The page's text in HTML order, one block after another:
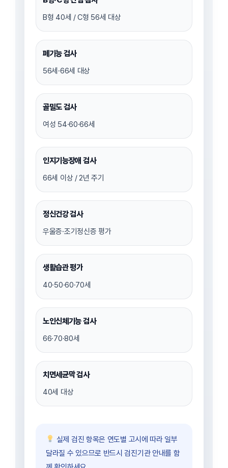
B형 40세 / C형 56세 대상
폐기능 검사
56세·66세 대상
골밀도 검사
여성 54·60·66세
인지기능장애 검사
66세 이상 / 2년 주기
정신건강 검사
우울증·조기정신증 평가
생활습관 평가
40·50·60·70세
노인신체기능 검사
66·70·80세
치면세균막 검사
40세 대상
실제 검진 항목은 연도별 고시에 따라 일부
달라질 수 있으므로 반드시 검진기관 안내를 함